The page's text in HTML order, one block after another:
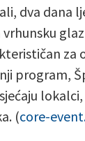
dva dana
za
program,
(core-